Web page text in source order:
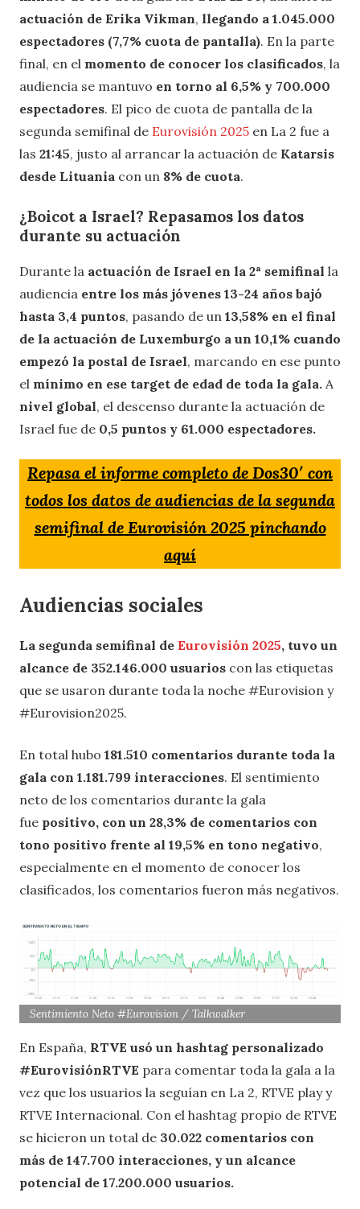
actuación de Erika Vikman, llegando a 1.045.000
espectadores (7,7% cuota de pantalla). En la parte
final, en el momento de conocer los clasificados, la
audiencia se mantuvo en torno al 6,5% y 700.000
espectadores. El pico de cuota de pantalla de la
segunda semifinal de Eurovisión 2025 en La 2 fue a
las 21:45, justo al arrancar la actuación de Katarsis
desde Lituania con un 8% de cuota.
¿Boicot a Israel? Repasamos los datos
durante su actuación
Durante la actuación de Israel en la 2ª semifinal la
audiencia entre los más jóvenes 13-24 años bajó
hasta 3,4 puntos, pasando de un 13,58% en el final
de la actuación de Luxemburgo a un 10,1% cuando
empezó la postal de Israel, marcando en ese punto
el mínimo en ese target de edad de toda la gala. A
nivel global, el descenso durante la actuación de
Israel fue de 0,5 puntos y 61.000 espectadores.
Repasa el informe completo de Dos30′ con
todos los datos de audiencias de la segunda
semifinal de Eurovisión 2025 pinchando
aquí
Audiencias sociales
La segunda semifinal de Eurovisión 2025, tuvo un
alcance de 352.146.000 usuarios con las etiquetas
que se usaron durante toda la noche #Eurovision y
#Eurovision2025.
En total hubo 181.510 comentarios durante toda la
gala con 1.181.799 interacciones. El sentimiento
neto de los comentarios durante la gala
fue positivo, con un 28,3% de comentarios con
tono positivo frente al 19,5% en tono negativo,
especialmente en el momento de conocer los
clasificados, los comentarios fueron más negativos.
Sentimiento Neto #Eurovision / Talkwalker
En España, RTVE usó un hashtag personalizado
#EurovisiónRTVE para comentar toda la gala a la
vez que los usuarios la seguían en La 2, RTVE play y
RTVE Internacional. Con el hashtag propio de RTVE
se hicieron un total de 30.022 comentarios con
más de 147.700 interacciones, y un alcance
potencial de 17.200.000 usuarios.